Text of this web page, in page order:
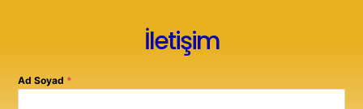
İletişim
Ad Soyad *